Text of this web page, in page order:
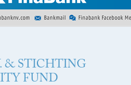
& STICHTING
FUND